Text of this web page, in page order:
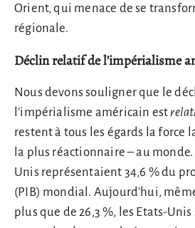
Orient, qui menace de se
régionale.
Déclin relatif de l’impérialisme
Nous devons souligner que le
l’impérialisme américain est
restent à tous les égards la force
la plus réactionnaire – au monde.
Unis représentaient 34,6 % du
(PIB) mondial. Aujourd’hui,
plus que de 26,3 %, les Etats-